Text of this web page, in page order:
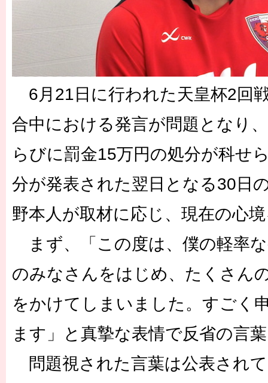
6月21日に行われた天皇杯2回
合中における発言が問題となり
らびに罰金15万円の処分が科せ
分が発表された翌日となる30日
野本人が取材に応じ、現在の心
まず、「この度は、僕の軽率
のみなさんをはじめ、たくさん
をかけてしまいました。すごく
ます」と真摯な表情で反省の言
問題視された言葉は公表され